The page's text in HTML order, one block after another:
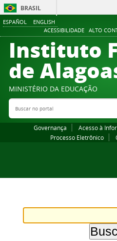
ESPAÑOL ENGLISH
ACESSIBILIDADE ALTO
BRASIL
Instituto
de
MINISTÉRIO DA EDUCAÇÃO
Buscar no portal
Governança Acesso à
Processo Eletrônico